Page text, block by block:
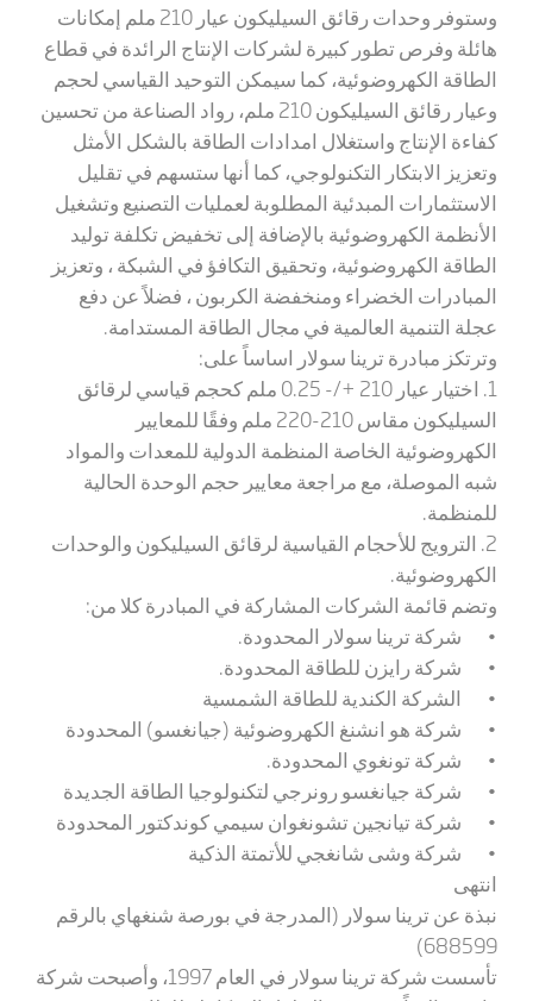
وستوفر وحدات رقائق السيليكون عيار 210 ملم إمكانات
هائلة وفرص تطور كبيرة لشركات الإنتاج الرائدة في قطاع
الطاقة الكهروضوئية، كما سيمكن التوحيد القياسي لحجم
وعيار رقائق السيليكون 210 ملم، رواد الصناعة من تحسين
كفاءة الإنتاج واستغلال امدادات الطاقة بالشكل الأمثل
وتعزيز الابتكار التكنولوجي، كما أنها ستسهم في تقليل
الاستثمارات المبدئية المطلوبة لعمليات التصنيع وتشغيل
الأنظمة الكهروضوئية بالإضافة إلى تخفيض تكلفة توليد
الطاقة الكهروضوئية، وتحقيق التكافؤ في الشبكة ، وتعزيز
المبادرات الخضراء ومنخفضة الكربون ، فضلاً عن دفع
عجلة التنمية العالمية في مجال الطاقة المستدامة.
وترتكز مبادرة ترينا سولار اساساً على:
1. اختيار عيار 210 +/- 0.25 ملم كحجم قياسي لرقائق
السيليكون مقاس 210-220 ملم وفقًا للمعايير
الكهروضوئية الخاصة المنظمة الدولية للمعدات والمواد
شبه الموصلة، مع مراجعة معايير حجم الوحدة الحالية
للمنظمة.
2. الترويج للأحجام القياسية لرقائق السيليكون والوحدات
الكهروضوئية.
وتضم قائمة الشركات المشاركة في المبادرة كلا من:
• شركة ترينا سولار المحدودة.
• شركة رايزن للطاقة المحدودة.
• الشركة الكندية للطاقة الشمسية
• شركة هو انشنغ الكهروضوئية (جيانغسو) المحدودة
• شركة تونغوي المحدودة.
• شركة جيانغسو رونرجي لتكنولوجيا الطاقة الجديدة
• شركة تيانجين تشونغوان سيمي كوندكتور المحدودة
• شركة وشى شانغجي للأتمتة الذكية
انتهى
نبذة عن ترينا سولار (المدرجة في بورصة شنغهاي بالرقم
688599)
تأسست شركة ترينا سولار في العام 1997، وأصبحت شركة